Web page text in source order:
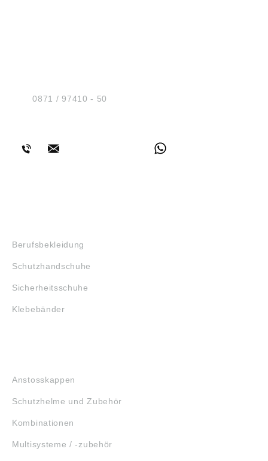
Tel.:0871 / 97410 - 50
Berufsbekleidung
Schutzhandschuhe
Sicherheitsschuhe
Klebebänder
Anstosskappen
Schutzhelme und Zubehör
Kombinationen
Multisysteme / -zubehör